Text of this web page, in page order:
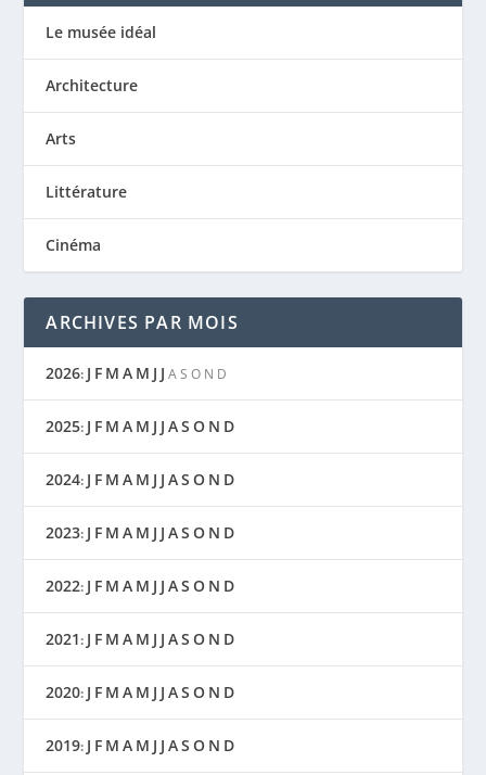
Le musée idéal
Architecture
Arts
Littérature
Cinéma
ARCHIVES PAR MOIS
2026: J F M A M J J A S O N D
2025: J F M A M J J AS O N D
2024: J F M A M J J AS O N D
2023: J F M A M J J AS O N D
2022: J F M A M J J AS O N D
2021: J F M A M J J AS O N D
2020: J F M A M J J AS O N D
2019: J F M A M J J AS O N D